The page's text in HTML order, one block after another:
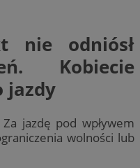
nie odniósł
Kobiecie
jazdy
jazdę pod wpływem
wolności lub